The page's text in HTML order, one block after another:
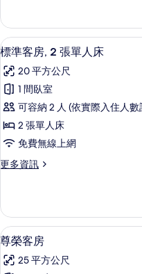
人
床,
無
障
礙
的
所
有
相
客
房,
2
單
人
床,
無
障
礙
的
詳
顯
示
標
準
客
房,
張
人
床
的
所
9
標準客房, 2 張單人床
20 平方公尺
1 間臥室
可容納 2 人 (依實際入住人數
2 張單人床
免費無線上網
更多資訊
更
客
房,
2
張
單
顯
示
尊
6
尊榮客房
25 平方公尺